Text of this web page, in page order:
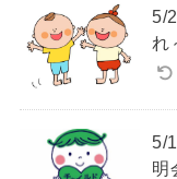
5/
れ
5/
明